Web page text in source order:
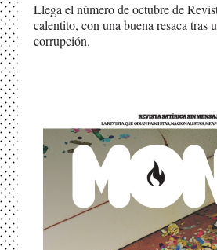
Llega el número de octubre de
calentito, con una buena resaca tras
corrupción.